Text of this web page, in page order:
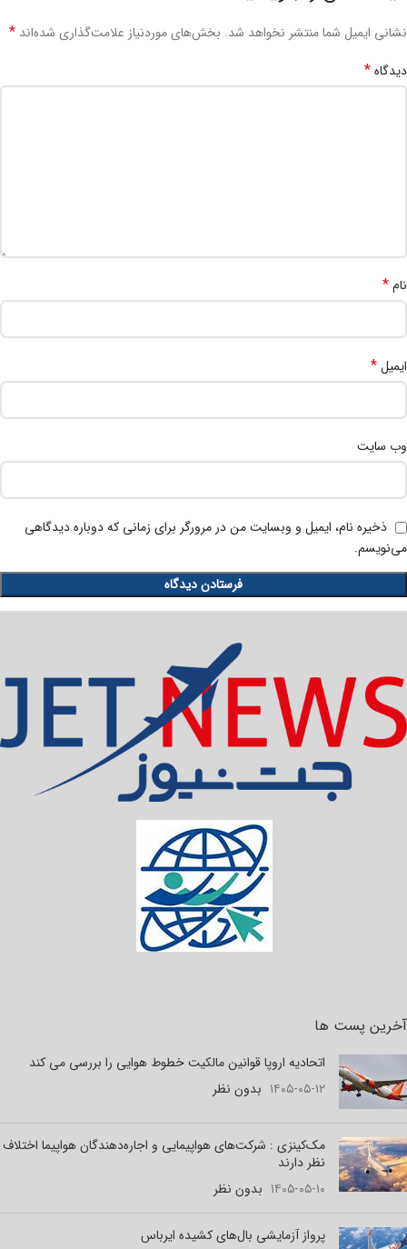
نشانی ایمیل شما منتشر نخواهد شد. بخش‌های موردنیاز علامت‌گذاری شده‌اند *
دیدگاه*
نام*
ایمیل*
وب‌ سایت
ذخیره نام، ایمیل و وبسایت من در مرورگر برای زمانی که دوباره دیدگاهی
می‌نویسم.
آخرین پست ها
اتحادیه اروپا قوانین مالکیت خطوط هوایی را بررسی می کند
۱۴۰۵-۰۵-۱۲ بدون نظر
مک‌کینزی : شرکت‌های هواپیمایی و اجاره‌دهندگان هواپیما اختلاف
نظر دارند
۱۴۰۵-۰۵-۱۰ بدون نظر
پرواز آزمایشی بال‌های کشیده ایرباس